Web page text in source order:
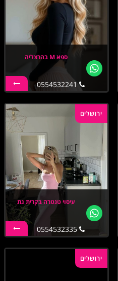
ספא M בהרצליה
0554532241
ירושלים
עיסוי טנטרה בקרית גת
0554532335
ירושלים